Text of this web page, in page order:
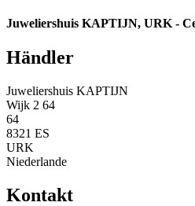
Juweliershuis KAPTIJN, URK -
Händler
Juweliershuis KAPTIJN
Wijk 2 64
64
8321 ES
URK
Niederlande
Kontakt